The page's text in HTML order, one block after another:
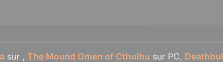
sur , The Mound Omen of Cthulhu sur PC,